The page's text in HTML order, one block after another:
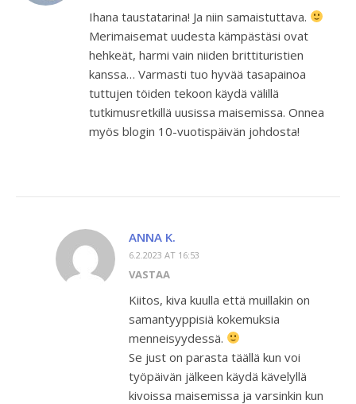
Ihana taustatarina! Ja niin samaistuttava.
Merimaisemat uudesta kämpästäsi ovat
hehkeät, harmi vain niiden brittituristien
kanssa… Varmasti tuo hyvää tasapainoa
tuttujen töiden tekoon käydä välillä
tutkimusretkillä uusissa maisemissa. Onnea
myös blogin 10-vuotispäivän johdosta!
ANNA K.
6.2.2023 AT 16:53
VASTAA
Kiitos, kiva kuulla että muillakin on
samantyyppisiä kokemuksia
menneisyydessä.
Se just on parasta täällä kun voi
työpäivän jälkeen käydä kävelyllä
kivoissa maisemissa ja varsinkin kun